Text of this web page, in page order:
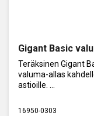
Gigant Basic
Teräksinen Gigant
valuma-allas
astioille.
Tilavuus: 220 l.
16950-0303